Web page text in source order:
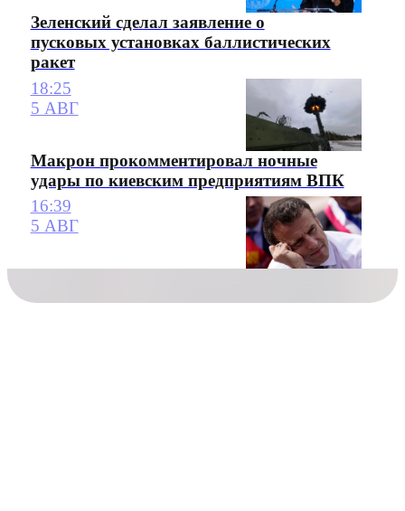
Зеленский сделал заявление о
пусковых установках баллистических
ракет
18:25
5 АВГ
Макрон прокомментировал ночные
удары по киевским предприятиям ВПК
16:39
5 АВГ